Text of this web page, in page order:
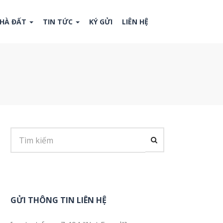
ĐẤT TIN TỨC KÝ GỬI LIÊN HỆ
GỬI THÔNG TIN LIÊN HỆ